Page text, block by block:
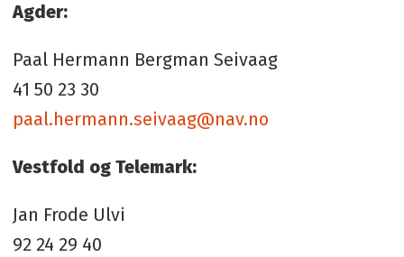
Agder:
Paal Hermann Bergman Seivaag
41 50 23 30
paal.hermann.seivaag@nav.no
Vestfold og Telemark:
Jan Frode Ulvi
92 24 29 40